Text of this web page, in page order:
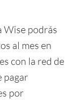
Wise podrás
al mes en
con la red de
pagar
por